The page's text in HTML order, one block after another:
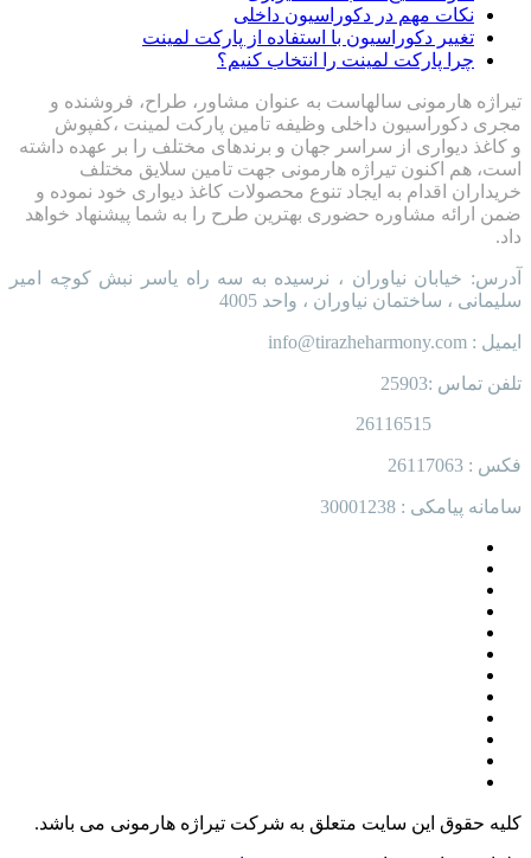
نکات مهم در دکوراسیون داخلی
تغییر دکوراسیون با استفاده از پارکت لمینت
چرا پارکت لمینت را انتخاب کنیم؟
تیراژه هارمونی سالهاست به عنوان مشاور، طراح، فروشنده و
مجری دکوراسیون داخلی وظیفه تامین پارکت لمینت ،کفپوش
و کاغذ دیواری از سراسر جهان و برندهای مختلف را بر عهده داشته
است، هم اکنون تیراژه هارمونی جهت تامین سلایق مختلف
خریداران اقدام به ایجاد تنوع محصولات کاغذ دیواری خود نموده و
ضمن ارائه مشاوره حضوری بهترین طرح را به شما پیشنهاد خواهد
داد.
آدرس: خیابان نیاوران ، نرسیده به سه راه یاسر نبش کوچه امیر
سلیمانی ، ساختمان نیاوران ، واحد 4005
ایمیل : info@tirazheharmony.com
تلفن تماس :25903
فکس : 26117063
سامانه پیامکی : 30001238
کلیه حقوق این سایت متعلق به شرکت تیراژه هارمونی می باشد.